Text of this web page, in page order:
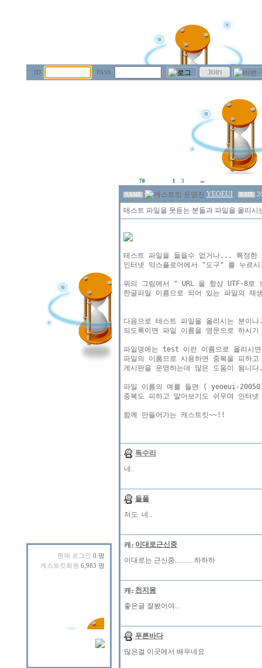
ID PASS
현재 로그인 0 명
캐스트킷회원 6,983 명
70 1 3
NAME YEOEUI DATE
테스트 파일을 못듣는 분들과 파일을 올리
테스트 파일을 들을수 없거나... 특정한
인터넷 익스플로어에서 "도구" 를 누
위의 그림에서 " URL 을 항상 UTF-8로
한글파일 이름으로 되어 있는 파일의 재
다음으로 테스트 파일을 올리시는 분
되도록이면 파일 이름을 영문으로 하시
파일명에는 test 이런 이름으로 올리시
파일의 이름으로 사용하면 중복을 피하
게시판을 운영하는데 많은 도움이 됨니
파일 이름의 예를 들면 ( yeoeui-
중복도 피하고 알아보기도 쉬우며 인터
독수리
네..
들풀
저도 네..
이대로근신중
이대로는 근신중...........하하하
천지몽
좋은글 잘봤어여...
푸른바다
많은걸 이곳에서 배우네요